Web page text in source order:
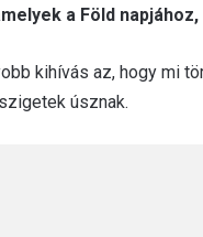
a Föld
kihívás az, hogy mi
úsznak.